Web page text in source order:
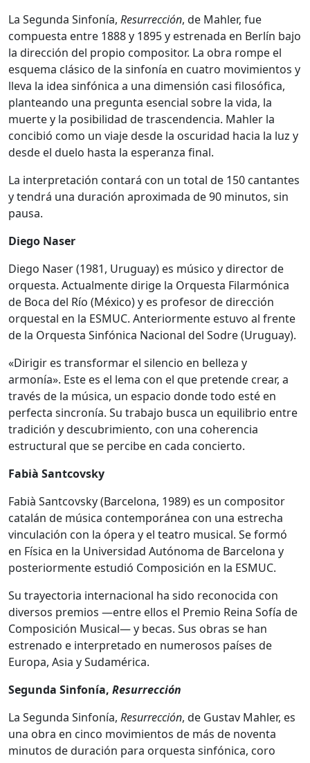
La Segunda Sinfonía, Resurrección, de Mahler, fue
compuesta entre 1888 y 1895 y estrenada en Berlín bajo
la dirección del propio compositor. La obra rompe el
esquema clásico de la sinfonía en cuatro movimientos y
lleva la idea sinfónica a una dimensión casi filosófica,
planteando una pregunta esencial sobre la vida, la
muerte y la posibilidad de trascendencia. Mahler la
concibió como un viaje desde la oscuridad hacia la luz y
desde el duelo hasta la esperanza final.
La interpretación contará con un total de 150 cantantes
y tendrá una duración aproximada de 90 minutos, sin
pausa.
Diego Naser
Diego Naser (1981, Uruguay) es músico y director de
orquesta. Actualmente dirige la Orquesta Filarmónica
de Boca del Río (México) y es profesor de dirección
orquestal en la ESMUC. Anteriormente estuvo al frente
de la Orquesta Sinfónica Nacional del Sodre (Uruguay).
«Dirigir es transformar el silencio en belleza y
armonía». Este es el lema con el que pretende crear, a
través de la música, un espacio donde todo esté en
perfecta sincronía. Su trabajo busca un equilibrio entre
tradición y descubrimiento, con una coherencia
estructural que se percibe en cada concierto.
Fabià Santcovsky
Fabià Santcovsky (Barcelona, 1989) es un compositor
catalán de música contemporánea con una estrecha
vinculación con la ópera y el teatro musical. Se formó
en Física en la Universidad Autónoma de Barcelona y
posteriormente estudió Composición en la ESMUC.
Su trayectoria internacional ha sido reconocida con
diversos premios —entre ellos el Premio Reina Sofía de
Composición Musical— y becas. Sus obras se han
estrenado e interpretado en numerosos países de
Europa, Asia y Sudamérica.
Segunda Sinfonía, Resurrección
La Segunda Sinfonía, Resurrección, de Gustav Mahler, es
una obra en cinco movimientos de más de noventa
minutos de duración para orquesta sinfónica, coro